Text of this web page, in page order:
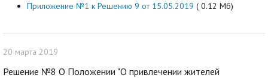
Приложение №1 к Решению 9 от 15.05.2019 ( 0.12 Мб)
20 марта 2019
Решение №8 О Положении "О привлечении жителей